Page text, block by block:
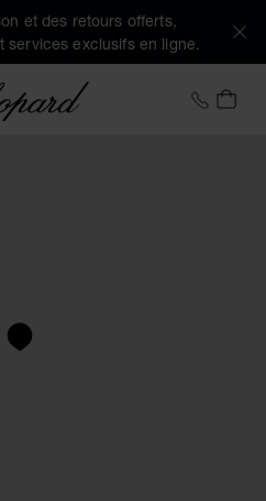
et des retours offerts,
services exclusifs en ligne.
Chopard +32